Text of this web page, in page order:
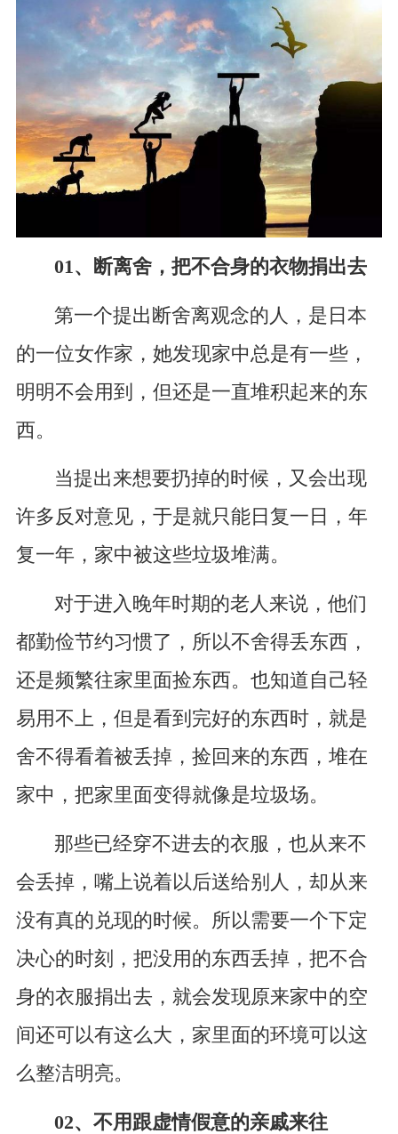
01、断离舍，把不合身的衣物捐出去
第一个提出断舍离观念的人，是日本
的一位女作家，她发现家中总是有一些，
明明不会用到，但还是一直堆积起来的东
西。
当提出来想要扔掉的时候，又会出现
许多反对意见，于是就只能日复一日，年
复一年，家中被这些垃圾堆满。
对于进入晚年时期的老人来说，他们
都勤俭节约习惯了，所以不舍得丢东西，
还是频繁往家里面捡东西。也知道自己轻
易用不上，但是看到完好的东西时，就是
舍不得看着被丢掉，捡回来的东西，堆在
家中，把家里面变得就像是垃圾场。
那些已经穿不进去的衣服，也从来不
会丢掉，嘴上说着以后送给别人，却从来
没有真的兑现的时候。所以需要一个下定
决心的时刻，把没用的东西丢掉，把不合
身的衣服捐出去，就会发现原来家中的空
间还可以有这么大，家里面的环境可以这
么整洁明亮。
02、不用跟虚情假意的亲戚来往